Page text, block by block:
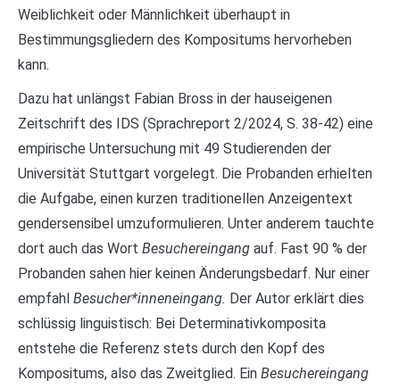
Weiblichkeit oder Männlichkeit überhaupt in
Bestimmungsgliedern des Kompositums hervorheben
kann.
Dazu hat unlängst Fabian Bross in der hauseigenen
Zeitschrift des IDS (Sprachreport 2/2024, S. 38-42) eine
empirische Untersuchung mit 49 Studierenden der
Universität Stuttgart vorgelegt. Die Probanden erhielten
die Aufgabe, einen kurzen traditionellen Anzeigentext
gendersensibel umzuformulieren. Unter anderem tauchte
dort auch das Wort Besuchereingang auf. Fast 90 % der
Probanden sahen hier keinen Änderungsbedarf. Nur einer
empfahl Besucher*inneneingang. Der Autor erklärt dies
schlüssig linguistisch: Bei Determinativkomposita
entstehe die Referenz stets durch den Kopf des
Kompositums, also das Zweitglied. Ein Besuchereingang